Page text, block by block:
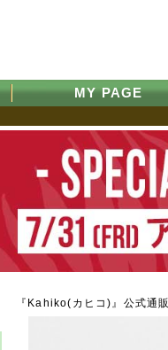
MY PAGE
『Kahiko(カヒコ)』公式通販